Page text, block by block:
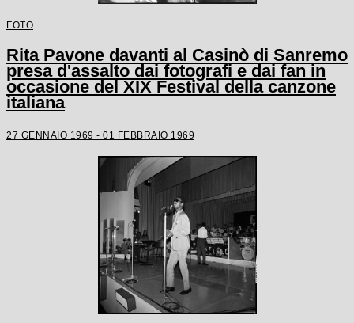
FOTO
Rita Pavone davanti al Casinò di Sanremo
presa d'assalto dai fotografi e dai fan in
occasione del XIX Festival della canzone
italiana
27 GENNAIO 1969 - 01 FEBBRAIO 1969